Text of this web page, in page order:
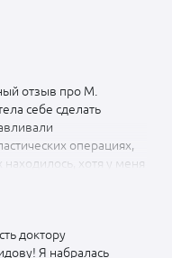
отзыв про М.
себе сделать
операциях,
хотя у меня
все же было
все-таки и ни
выбрала сама, сходила
мне сразу
доктору
Я набралась